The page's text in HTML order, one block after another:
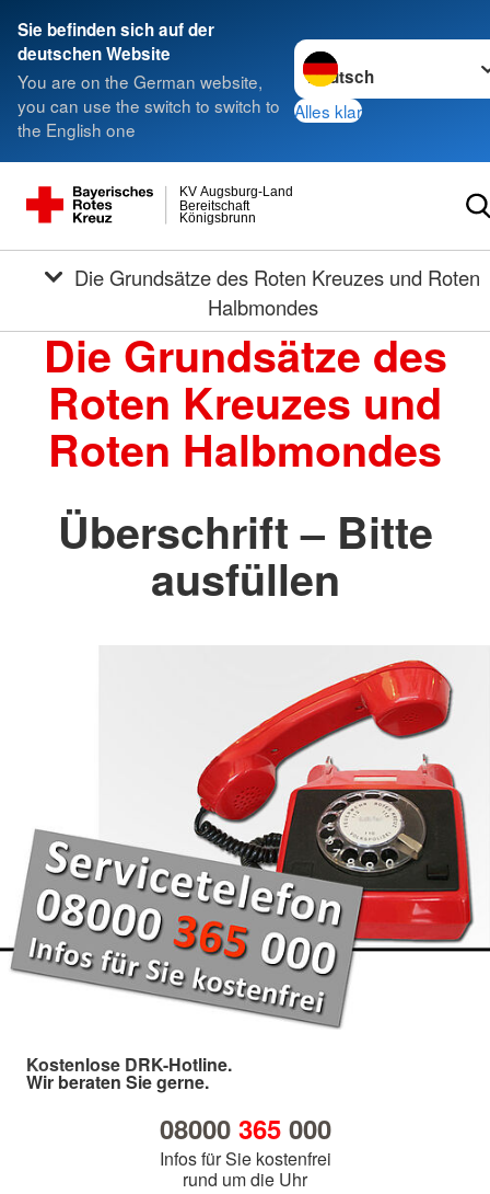
Sie befinden sich auf der
deutschen Website
You are on the German website,
you can use the switch to switch to
the English one
Sprache wechseln zu
Alles klar
Königsbrunn
Bereitschaft
KV Augsburg-Land
Halbmondes
Die Grundsätze des
Roten Kreuzes und
Roten Halbmondes
Überschrift – Bitte
ausfüllen
Kostenlose DRK-Hotline.
Wir beraten Sie gerne.
08000 365000
Infos für Sie kostenfrei
rund um die Uhr